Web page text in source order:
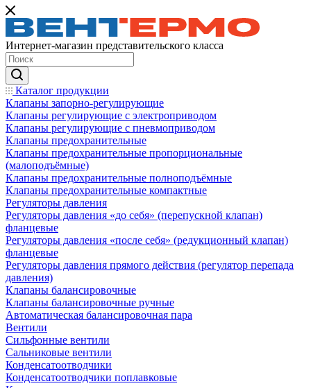
Интернет-магазин представительского класса
Каталог продукции
Клапаны запорно-регулирующие
Клапаны регулирующие с электроприводом
Клапаны регулирующие с пневмоприводом
Клапаны предохранительные
Клапаны предохранительные пропорциональные
(малоподъёмные)
Клапаны предохранительные полноподъёмные
Клапаны предохранительные компактные
Регуляторы давления
Регуляторы давления «до себя» (перепускной клапан)
фланцевые
Регуляторы давления «после себя» (редукционный клапан)
фланцевые
Регуляторы давления прямого действия (регулятор перепада
давления)
Клапаны балансировочные
Клапаны балансировочные ручные
Автоматическая балансировочная пара
Вентили
Сильфонные вентили
Сальниковые вентили
Конденсатоотводчики
Конденсатоотводчики поплавковые